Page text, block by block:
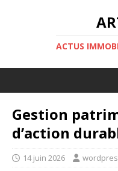
ACTUS
Gestion
d’action
14 juin 2026